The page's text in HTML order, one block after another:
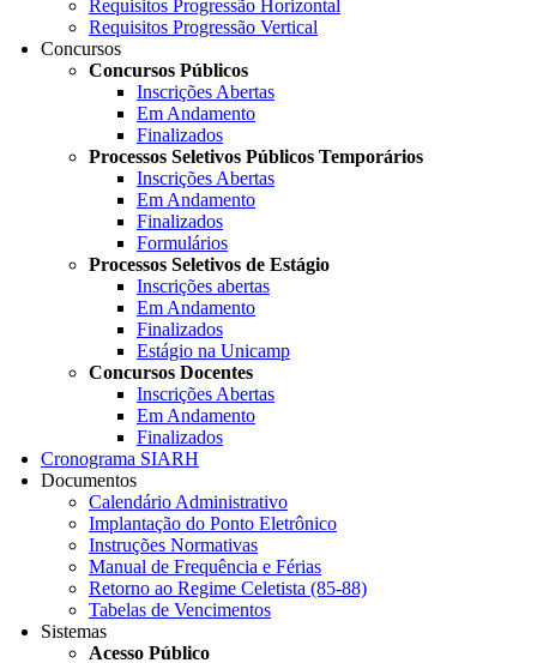
Requisitos Progressão Horizontal
Requisitos Progressão Vertical
Concursos
Concursos Públicos
Inscrições Abertas
Em Andamento
Finalizados
Processos Seletivos Públicos Temporários
Inscrições Abertas
Em Andamento
Finalizados
Formulários
Processos Seletivos de Estágio
Inscrições abertas
Em Andamento
Finalizados
Estágio na Unicamp
Concursos Docentes
Inscrições Abertas
Em Andamento
Finalizados
Cronograma SIARH
Documentos
Calendário Administrativo
Implantação do Ponto Eletrônico
Instruções Normativas
Manual de Frequência e Férias
Retorno ao Regime Celetista (85-88)
Tabelas de Vencimentos
Sistemas
Acesso Público